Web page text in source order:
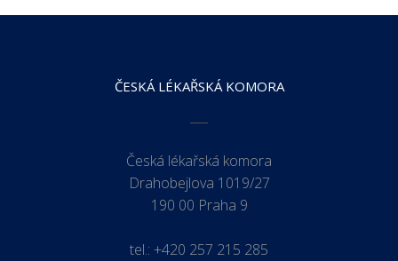
ČESKÁ LÉKAŘSKÁ KOMORA
Česká lékařská komora
Drahobejlova 1019/27
190 00 Praha 9
tel.: +420 257 215 285